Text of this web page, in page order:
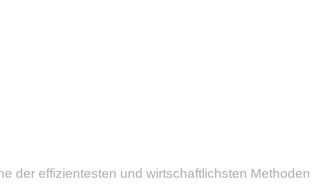
der effizientesten und wirtschaftlichsten Methoden